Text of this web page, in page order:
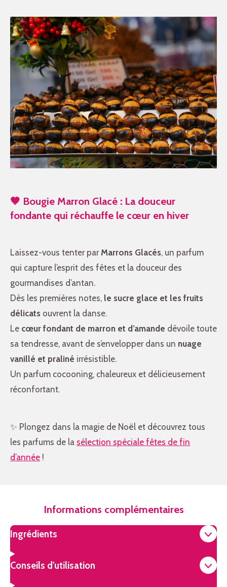
🤎 Bougie Marron Glacé : La douceur
fondante qui réchauffe le cœur en hiver
Laissez-vous tenter parMarrons Glacés, un parfum
qui capture l’esprit des fêtes et la douceur des
gourmandises d’antan.
Dès les premières notes, le sucre glace et les fruits
délicats ouvrent la danse.
Le cœur fondant de marron et d’amande dévoile toute
sa tendresse, avant de s’envelopper dans un nuage
vanillé et praliné irrésistible.
Un parfum cocooning, chaleureux et délicieusement
réconfortant.
✨ Plongez dans la magie de Noël et découvrez tous
les parfums de la sélection spéciale fêtes de fin
d’année !
Informations complémentaires
Ingrédients
Conseils d'utilisation